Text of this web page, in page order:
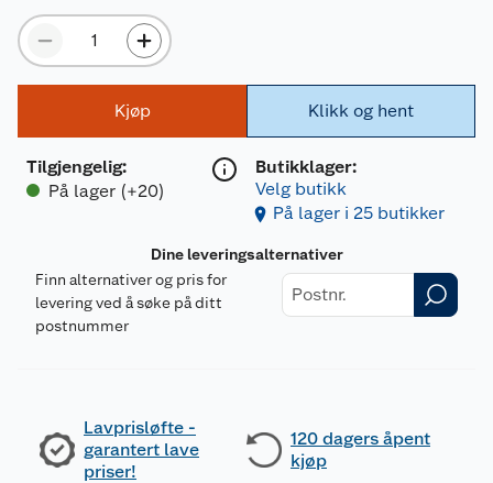
Kjøp
Tilgjengelig:
På lager (+20)
Klikk og hent
Butikklager:
Velg butikk
På lager i 25 butikker
Dine leveringsalternativer
Finn alternativer og pris for
levering ved å søke på ditt
postnummer
Lavprisløfte -
garantert lave
priser!
120 dagers åpent
kjøp